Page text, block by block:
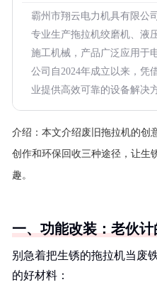
霸州市翔云电力机具有限公
专业生产拖拉机绞磨机、液
施工机械，产品广泛应用于
公司自2024年成立以来，凭
业提供高效可靠的设备解决
介绍： 本文介绍废旧拖拉机的创
创作和环保回收三种途径，让生
趣。
一、功能改装：老伙
别急着把生锈的拖拉机当废
的好材料：